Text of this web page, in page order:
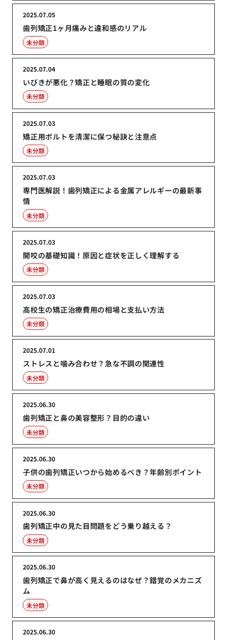
歯列矯正1ヶ月痛みと違和感のリアル
2025.07.05
未分類
いびきが悪化？矯正と睡眠の質の変化
2025.07.04
未分類
矯正用ボルトを清潔に保つ秘訣と注意点
2025.07.03
未分類
専門医解説！歯列矯正による金属アレルギーの最新事
情
2025.07.03
未分類
開咬の基礎知識！原因と症状を正しく理解する
2025.07.03
未分類
高校生の矯正治療費用の相場と支払い方法
2025.07.03
未分類
ストレスと噛み合わせ？急な不調の関連性
2025.07.01
未分類
歯列矯正と鼻の美容整形？目的の違い
2025.06.30
未分類
子供の歯列矯正いつから始めるべき？年齢別ポイント
2025.06.30
未分類
歯列矯正中の見た目問題をどう乗り越える？
2025.06.30
未分類
歯列矯正で鼻が高く見えるのはなぜ？錯覚のメカニズ
ム
2025.06.30
未分類
2025.06.30